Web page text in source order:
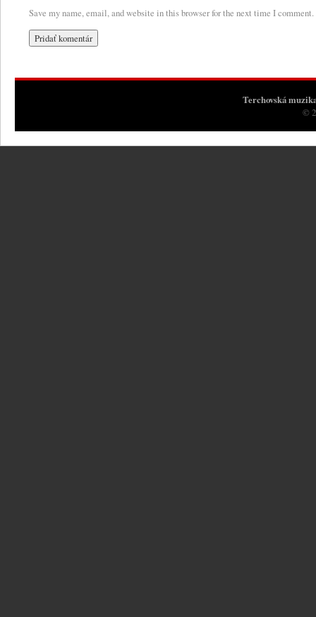
Save my name, email, and website in this browser for the next time I comment.
Terchovská
©